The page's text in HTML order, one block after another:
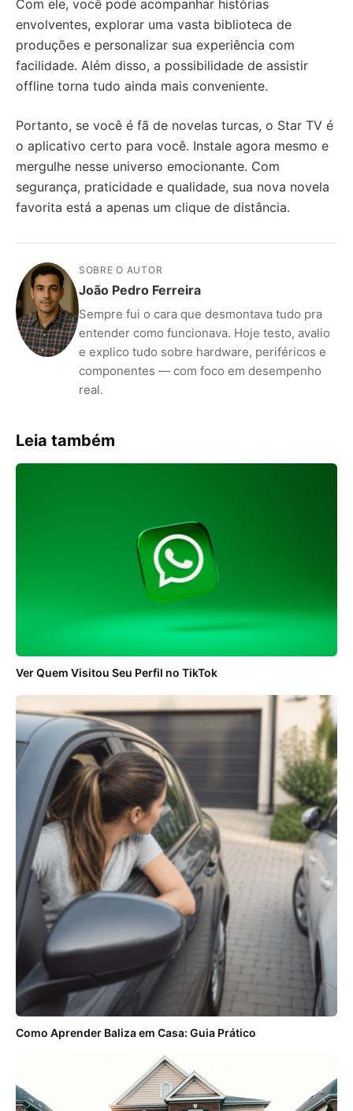
Com ele, você pode acompanhar histórias
envolventes, explorar uma vasta biblioteca de
produções e personalizar sua experiência com
facilidade. Além disso, a possibilidade de assistir
offline torna tudo ainda mais conveniente.
Portanto, se você é fã de novelas turcas, o Star TV é
o aplicativo certo para você. Instale agora mesmo e
mergulhe nesse universo emocionante. Com
segurança, praticidade e qualidade, sua nova novela
favorita está a apenas um clique de distância.
SOBRE O AUTOR
João Pedro Ferreira
Sempre fui o cara que desmontava tudo pra
entender como funcionava. Hoje testo, avalio
e explico tudo sobre hardware, periféricos e
componentes — com foco em desempenho
real.
Leia também
Ver Quem Visitou Seu Perfil no TikTok
Como Aprender Baliza em Casa: Guia Prático